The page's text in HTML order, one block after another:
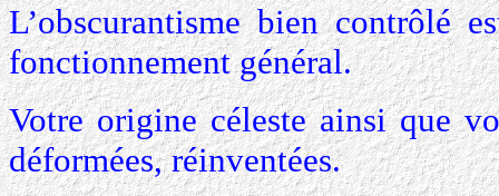
L’obscurantisme bien contrôlé
fonctionnement général.
Votre origine céleste ainsi que
déformées, réinventées.